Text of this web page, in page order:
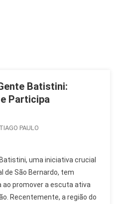
Batistini:
Participa
TIAGO PAULO
uma iniciativa crucial
de São Bernardo, tem
ao promover a escuta ativa
Recentemente, a região do